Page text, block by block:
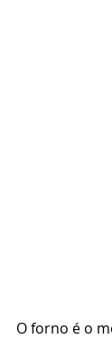
O forno é o